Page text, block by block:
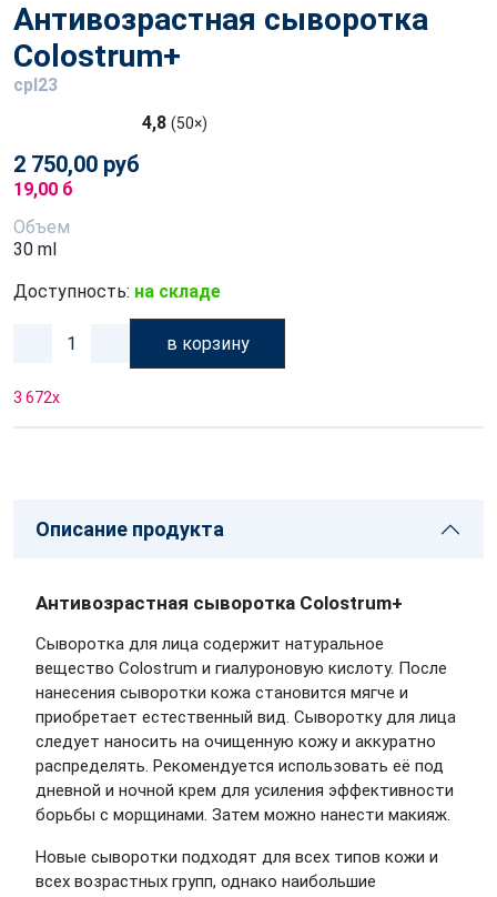
Антивозрастная сыворотка
Colostrum+
cpl23
4,8 (50×)
2 750,00 руб
19,00 б
Объем
30 ml
Доступность: на складе
в корзину
3 672x
Описание продукта
Антивозрастная сыворотка Colostrum+
Сыворотка для лица содержит натуральное
вещество Colostrum и гиалуроновую кислоту. После
нанесения сыворотки кожа становится мягче и
приобретает естественный вид. Сыворотку для лица
следует наносить на очищенную кожу и аккуратно
распределять. Рекомендуется использовать её под
дневной и ночной крем для усиления эффективности
борьбы с морщинами. Затем можно нанести макияж.
Новые сыворотки подходят для всех типов кожи и
всех возрастных групп, однако наибольшие